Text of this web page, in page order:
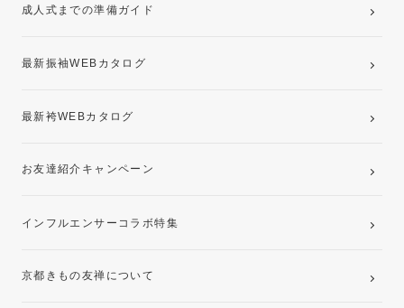
成人式までの準備ガイド
最新振袖WEBカタログ
最新袴WEBカタログ
お友達紹介キャンペーン
インフルエンサーコラボ特集
京都きもの友禅について